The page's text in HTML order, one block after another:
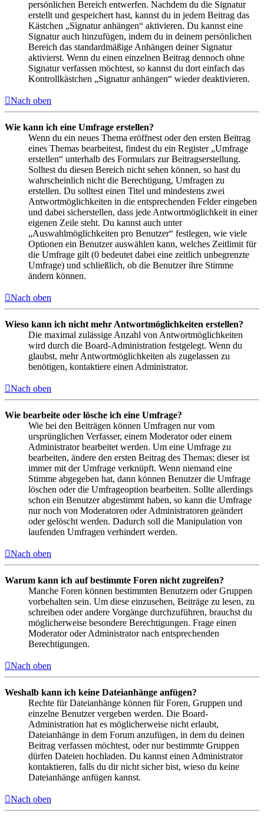
persönlichen Bereich entwerfen. Nachdem du die Signatur
erstellt und gespeichert hast, kannst du in jedem Beitrag das
Kästchen „Signatur anhängen“ aktivieren. Du kannst eine
Signatur auch hinzufügen, indem du in deinem persönlichen
Bereich das standardmäßige Anhängen deiner Signatur
aktivierst. Wenn du einen einzelnen Beitrag dennoch ohne
Signatur verfassen möchtest, so kannst du dort einfach das
Kontrollkästchen „Signatur anhängen“ wieder deaktivieren.
Nach oben
Wie kann ich eine Umfrage erstellen?
Wenn du ein neues Thema eröffnest oder den ersten Beitrag
eines Themas bearbeitest, findest du ein Register „Umfrage
erstellen“ unterhalb des Formulars zur Beitragserstellung.
Solltest du diesen Bereich nicht sehen können, so hast du
wahrscheinlich nicht die Berechtigung, Umfragen zu
erstellen. Du solltest einen Titel und mindestens zwei
Antwortmöglichkeiten in die entsprechenden Felder eingeben
und dabei sicherstellen, dass jede Antwortmöglichkeit in einer
eigenen Zeile steht. Du kannst auch unter
„Auswahlmöglichkeiten pro Benutzer“ festlegen, wie viele
Optionen ein Benutzer auswählen kann, welches Zeitlimit für
die Umfrage gilt (0 bedeutet dabei eine zeitlich unbegrenzte
Umfrage) und schließlich, ob die Benutzer ihre Stimme
ändern können.
Nach oben
Wieso kann ich nicht mehr Antwortmöglichkeiten erstellen?
Die maximal zulässige Anzahl von Antwortmöglichkeiten
wird durch die Board-Administration festgelegt. Wenn du
glaubst, mehr Antwortmöglichkeiten als zugelassen zu
benötigen, kontaktiere einen Administrator.
Nach oben
Wie bearbeite oder lösche ich eine Umfrage?
Wie bei den Beiträgen können Umfragen nur vom
ursprünglichen Verfasser, einem Moderator oder einem
Administrator bearbeitet werden. Um eine Umfrage zu
bearbeiten, ändere den ersten Beitrag des Themas; dieser ist
immer mit der Umfrage verknüpft. Wenn niemand eine
Stimme abgegeben hat, dann können Benutzer die Umfrage
löschen oder die Umfrageoption bearbeiten. Sollte allerdings
schon ein Benutzer abgestimmt haben, so kann die Umfrage
nur noch von Moderatoren oder Administratoren geändert
oder gelöscht werden. Dadurch soll die Manipulation von
laufenden Umfragen verhindert werden.
Nach oben
Warum kann ich auf bestimmte Foren nicht zugreifen?
Manche Foren können bestimmten Benutzern oder Gruppen
vorbehalten sein. Um diese einzusehen, Beiträge zu lesen, zu
schreiben oder andere Vorgänge durchzuführen, brauchst du
möglicherweise besondere Berechtigungen. Frage einen
Moderator oder Administrator nach entsprechenden
Berechtigungen.
Nach oben
Weshalb kann ich keine Dateianhänge anfügen?
Rechte für Dateianhänge können für Foren, Gruppen und
einzelne Benutzer vergeben werden. Die Board-
Administration hat es möglicherweise nicht erlaubt,
Dateianhänge in dem Forum anzufügen, in dem du deinen
Beitrag verfassen möchtest, oder nur bestimmte Gruppen
dürfen Dateien hochladen. Du kannst einen Administrator
kontaktieren, falls du dir nicht sicher bist, wieso du keine
Dateianhänge anfügen kannst.
Nach oben